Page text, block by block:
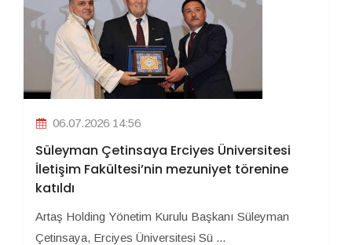
06.07.2026 14:56
Süleyman Çetinsaya Erciyes Üniversitesi
İletişim Fakültesi’nin mezuniyet törenine
katıldı
Artaş Holding Yönetim Kurulu Başkanı Süleyman
Çetinsaya, Erciyes Üniversitesi Sü ...